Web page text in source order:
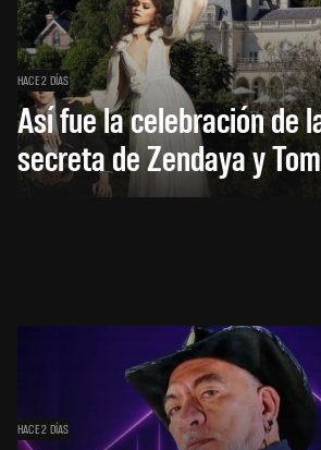
HACE 2 DÍAS
Así fue la celebración de
secreta de Zendaya y
HACE 2 DÍAS